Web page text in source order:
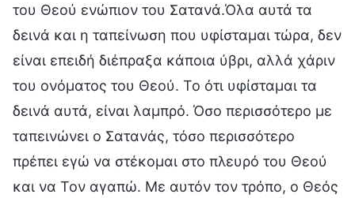
του Θεού ενώπιον του Σατανά.Όλα αυτά τα
δεινά και η ταπείνωση που υφίσταμαι τώρα, δεν
είναι επειδή διέπραξα κάποια ύβρι, αλλά χάριν
του ονόματος του Θεού. Το ότι υφίσταμαι τα
δεινά αυτά, είναι λαμπρό. Όσο περισσότερο με
ταπεινώνει ο Σατανάς, τόσο περισσότερο
πρέπει εγώ να στέκομαι στο πλευρό του Θεού
και να Τον αγαπώ. Με αυτόν τον τρόπο, ο Θεός